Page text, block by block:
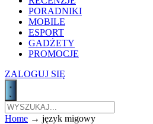
PORADNIKI
MOBILE
ESPORT
GADŻETY
PROMOCJE
ZALOGUJ SIĘ
Home → język migowy